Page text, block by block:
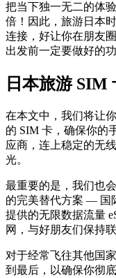
把当下独一无二的体
倍！因此，旅游日本
连接，好让你在朋友
出发前一定要做好的功
日本旅游 SIM
在本文中，我们将让
的 SIM 卡，确保你的
应商，连上稳定的无
光。
最重要的是，我们也
的完美替代方案 — 国
提供的无限数据流量
网，与好朋友们保持联
对于经常飞往其他国
到最后，以确保你彻